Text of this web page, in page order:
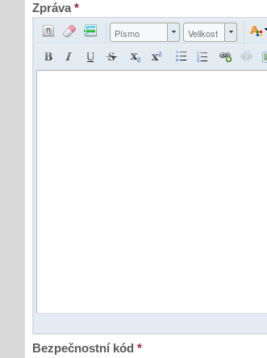
Zpráva*
Písmo Velikost
Bezpečnostní kód*